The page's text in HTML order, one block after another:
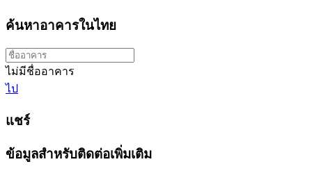
ค้นหาอาคารในไทย
ไม่มีชื่ออาคาร
ไป
แชร์
ข้อมูลสำหรับติดต่อเพิ่มเติม